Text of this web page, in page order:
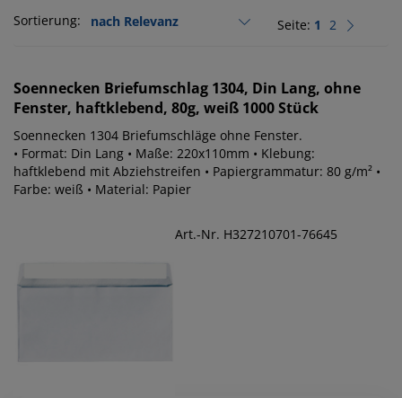
Sortierung: Seite: 1 2
Soennecken Briefumschlag 1304, Din Lang, ohne
Fenster, haftklebend, 80g, weiß 1000 Stück
Soennecken 1304 Briefumschläge ohne Fenster.
• Format: Din Lang • Maße: 220x110mm • Klebung:
haftklebend mit Abziehstreifen • Papiergrammatur: 80 g/m² •
Farbe: weiß • Material: Papier
Art.-Nr. H327210701-76645